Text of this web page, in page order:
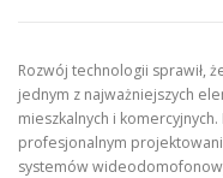
Rozwój technologii sprawił,
jednym z najważniejszych
mieszkalnych i
profesjonalnym
systemów